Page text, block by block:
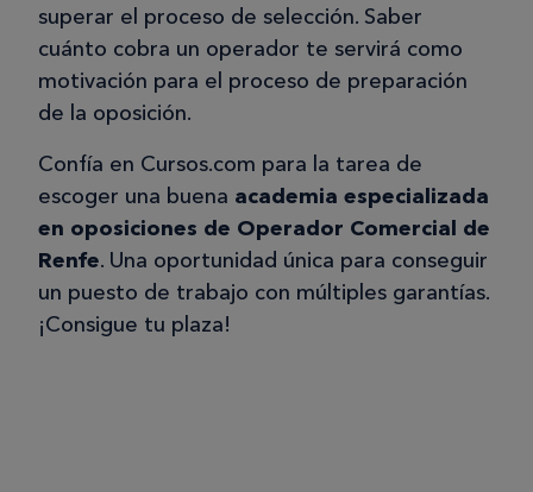
superar el proceso de selección. Saber
cuánto cobra un operador te servirá como
motivación para el proceso de preparación
de la oposición.
Confía en Cursos.com para la tarea de
escoger una buena academia especializada
en oposiciones de Operador Comercial de
Renfe. Una oportunidad única para conseguir
un puesto de trabajo con múltiples garantías.
¡Consigue tu plaza!